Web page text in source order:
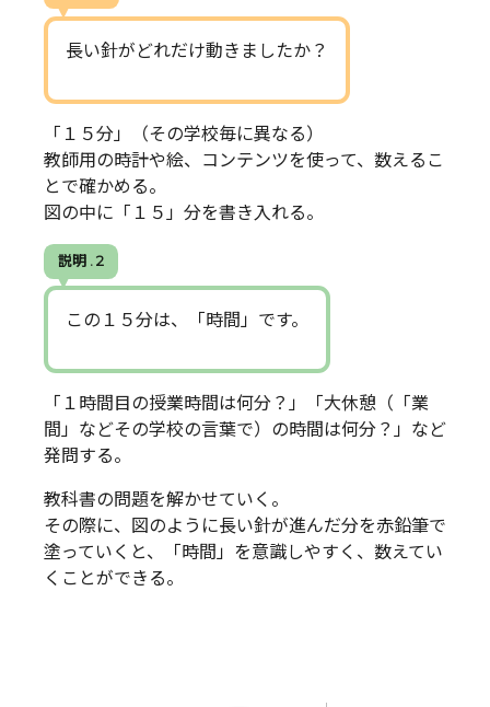
長い針がどれだけ動きましたか？
「１５分」（その学校毎に異なる）
教師用の時計や絵、コンテンツを使って、数えるこ
とで確かめる。
図の中に「１５」分を書き入れる。
説明 . 2
この１５分は、「時間」です。
「１時間目の授業時間は何分？」「大休憩（「業
間」などその学校の言葉で）の時間は何分？」など
発問する。
教科書の問題を解かせていく。
その際に、図のように長い針が進んだ分を赤鉛筆で
塗っていくと、「時間」を意識しやすく、数えてい
くことができる。